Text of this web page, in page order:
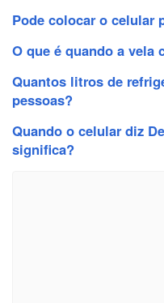
Pode colocar o celular
O que é quando a vela
Quantos litros de
pessoas?
Quando o celular diz
significa?